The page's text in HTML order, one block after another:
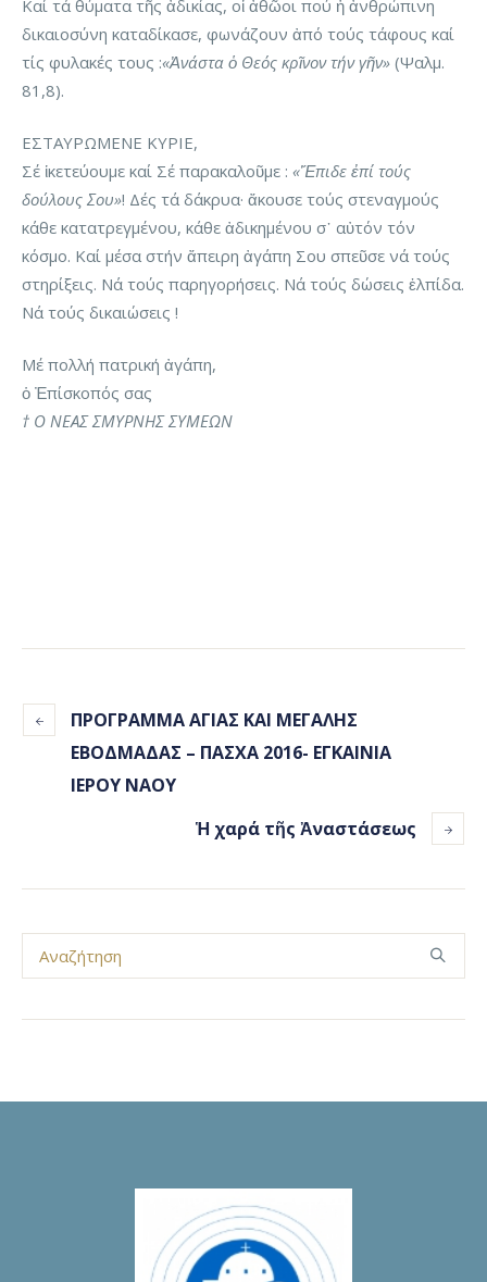
Καί τά θύματα τῆς ἀδικίας, οἱ ἀθῶοι πού ἡ ἀνθρώπινη
δικαιοσύνη καταδίκασε, φωνάζουν ἀπό τούς τάφους καί
τίς φυλακές τους :«Ἀνάστα ὁ Θεός κρῖνον τήν γῆν» (Ψαλμ.
81,8).
ΕΣΤΑΥΡΩΜΕΝΕ ΚΥΡΙΕ,
Σέ ἱκετεύουμε καί Σέ παρακαλοῦμε : «Ἔπιδε ἐπί τούς
δούλους Σου»! Δές τά δάκρυα· ἄκουσε τούς στεναγμούς
κάθε κατατρεγμένου, κάθε ἀδικημένου σ᾽ αὐτόν τόν
κόσμο. Καί μέσα στήν ἄπειρη ἀγάπη Σου σπεῦσε νά τούς
στηρίξεις. Νά τούς παρηγορήσεις. Νά τούς δώσεις ἐλπίδα.
Νά τούς δικαιώσεις !
Μέ πολλή πατρική ἀγάπη,
ὁ Ἐπίσκοπός σας
† Ο ΝΕΑΣ ΣΜΥΡΝΗΣ ΣΥΜΕΩΝ
ΠΡΟΓΡΑΜΜΑ ΑΓΙΑΣ ΚΑΙ ΜΕΓΑΛΗΣ
ΕΒΟΔΜΑΔΑΣ – ΠΑΣΧΑ 2016- ΕΓΚΑΙΝΙΑ
ΙΕΡΟΥ ΝΑΟΥ
Ἡ χαρά τῆς Ἀναστάσεως